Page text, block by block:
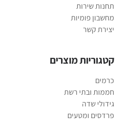
תחנות שירות
מחשבון פומיות
יצירת קשר
קטגוריות מוצרים
כרמים
חממות ובתי רשת
גידולי שדה
פרדסים ומטעים